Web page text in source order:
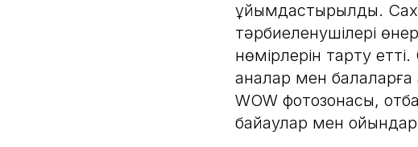
ұйымдастырылды.
тәрбиеленушілері
нөмірлерін тарту
аналар мен балаларға
WOW фотозонасы,
байқаулар мен